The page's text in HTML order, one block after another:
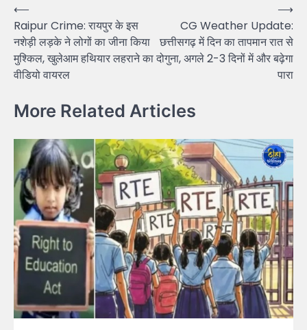
Post
navigation
⟵
Raipur Crime: रायपुर के इस
नशेड़ी लड़के ने लोगों का जीना किया
मुश्किल, खुलेआम हथियार लहराने का
वीडियो वायरल
CG Weather Update:
छत्तीसगढ़ में दिन का तापमान रात से
दोगुना, अगले 2-3 दिनों में और बढ़ेगा
पारा
⟶
More Related Articles